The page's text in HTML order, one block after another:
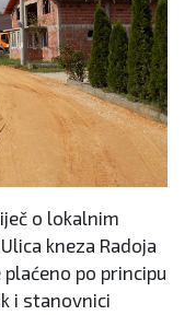
o lokalnim
kneza Radoja
po principu
i stanovnici